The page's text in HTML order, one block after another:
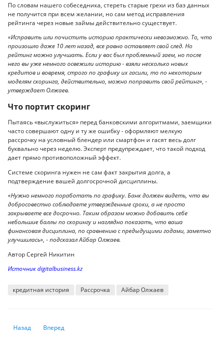
По словам нашего собеседника, стереть старые грехи из баз данных
не получится при всем желании, но сам метод исправления
рейтинга через новые займы действительно существует.
«Исправить или почистить историю практически невозможно. То, что
произошло даже 10 лет назад, все равно оставляет свой след. Но
рейтинг можно улучшать. Если у вас был проблемный заем, но после
него вы уже немного освежили историю - взяли несколько новых
кредитов и вовремя, строго по графику их гасили, то по некоторым
моделям скоринга, действительно, можно поправить свой рейтинг», -
утверждает Олжаев.
Что портит скоринг
Пытаясь «выслужиться» перед банковскими алгоритмами, заемщики
часто совершают одну и ту же ошибку - оформляют мелкую
рассрочку на условный блендер или смартфон и гасят весь долг
буквально через неделю. Эксперт предупреждает, что такой подход
дает прямо противоположный эффект.
Системе скоринга нужен не сам факт закрытия долга, а
подтверждение вашей долгосрочной дисциплины.
«Нужно немного поработать по графику. Банк должен видеть, что вы
добросовестно соблюдаете утвержденные сроки, а не просто
закрываете все досрочно. Таким образом можно добавить себе
небольшие баллы по скорингу и наглядно показать, что ваша
финансовая дисциплина, по сравнению с предыдущими годами, заметно
улучшилась», - подсказал Айбар Олжаев.
Автор Сергей Никитин
Источник digitalbusiness.kz
кредитная история Рассрочка Айбар Олжаев
Предыдущий: Мировая торговля уходит от доллара: Китай
Назад Следующий: Риск падения тенге прокомментировали в
Вперед